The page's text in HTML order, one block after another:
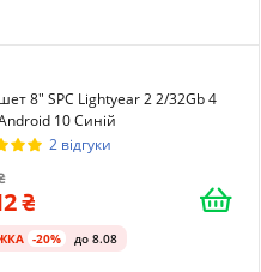
8" SPC Lightyear 2 2/32Gb 4
10 Синій
2 відгуки
-20% до 8.08